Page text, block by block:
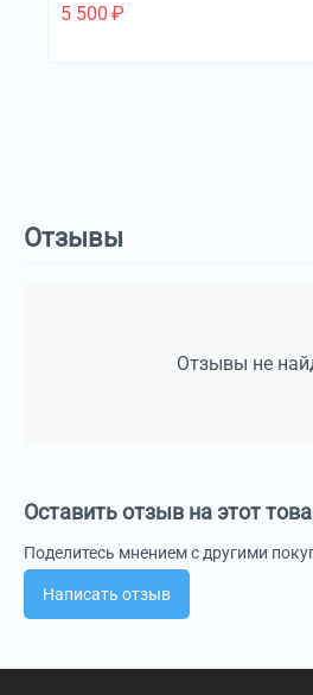
5 500 ₽
Отзывы
Отзывы не
Оставить отзыв на этот
Поделитесь мнением с другими
Написать отзыв